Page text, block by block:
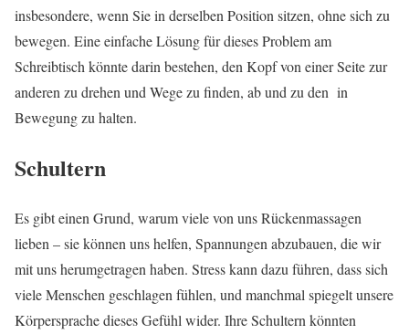
insbesondere, wenn Sie in derselben Position sitzen, ohne sich zu
bewegen. Eine einfache Lösung für dieses Problem am
Schreibtisch könnte darin bestehen, den Kopf von einer Seite zur
anderen zu drehen und Wege zu finden, ab und zu den in
Bewegung zu halten.
Schultern
Es gibt einen Grund, warum viele von uns Rückenmassagen
lieben – sie können uns helfen, Spannungen abzubauen, die wir
mit uns herumgetragen haben. Stress kann dazu führen, dass sich
viele Menschen geschlagen fühlen, und manchmal spiegelt unsere
Körpersprache dieses Gefühl wider. Ihre Schultern könnten